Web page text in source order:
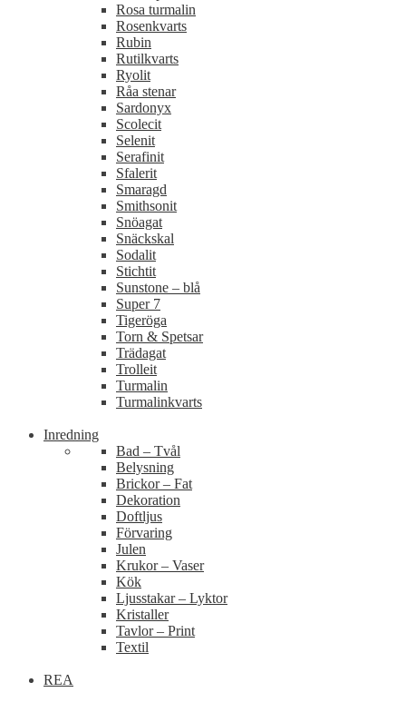
Rosa turmalin
Rosenkvarts
Rubin
Rutilkvarts
Ryolit
Råa stenar
Sardonyx
Scolecit
Selenit
Serafinit
Sfalerit
Smaragd
Smithsonit
Snöagat
Snäckskal
Sodalit
Stichtit
Sunstone – blå
Super 7
Tigeröga
Torn & Spetsar
Trädagat
Trolleit
Turmalin
Turmalinkvarts
Inredning
Bad – Tvål
Belysning
Brickor – Fat
Dekoration
Doftljus
Förvaring
Julen
Krukor – Vaser
Kök
Ljusstakar – Lyktor
Kristaller
Tavlor – Print
Textil
REA